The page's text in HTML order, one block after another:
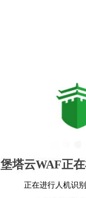
堡塔云WAF正
正在进行人机识